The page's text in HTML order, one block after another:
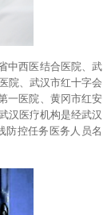
中西医结合医院、武
院、武汉市红十字会
一医院、黄冈市红安
汉医疗机构是经武汉
防控任务医务人员名